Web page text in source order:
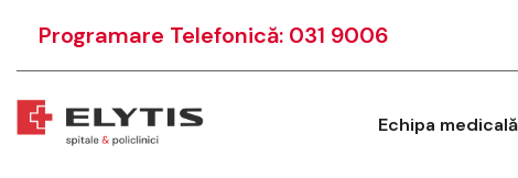
Programare Telefonică: 031 9006
Echipa medicală